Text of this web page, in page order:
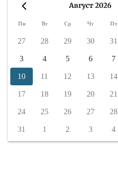
Август 2026
Пн Вт Ср Чт Пт
27 28 29 30 31
3 4 5 6 7
10 11 12 13 14
17 18 19 20 21
24 25 26 27 28
31 1 2 3 4